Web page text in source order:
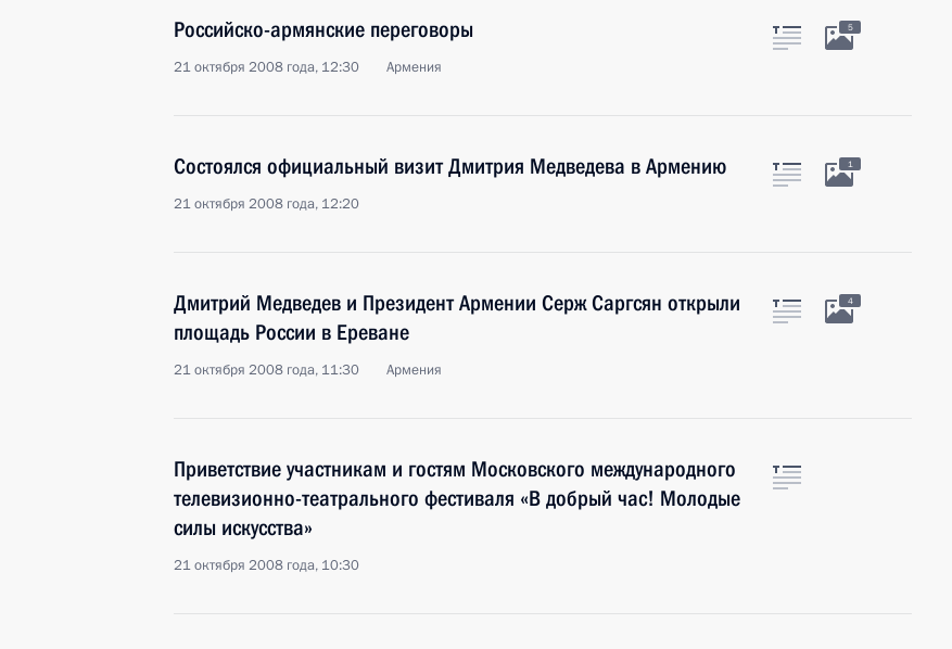
Российско-армянские переговоры
21 октября 2008 года, 12:30 Армения
5
Состоялся официальный визит Дмитрия Медведева в Армению
21 октября 2008 года, 12:20
1
Дмитрий Медведев и Президент Армении Серж Саргсян открыли
площадь России в Ереване
21 октября 2008 года, 11:30 Армения
4
Приветствие участникам и гостям Московского международного
телевизионно-театрального фестиваля «В добрый час! Молодые
силы искусства»
21 октября 2008 года, 10:30